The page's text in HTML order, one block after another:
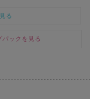
る
パックを見る